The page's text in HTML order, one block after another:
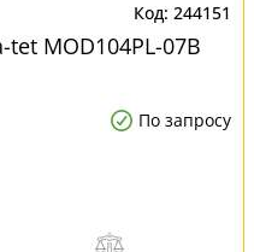
244151
MOD104PL-07B
По запросу